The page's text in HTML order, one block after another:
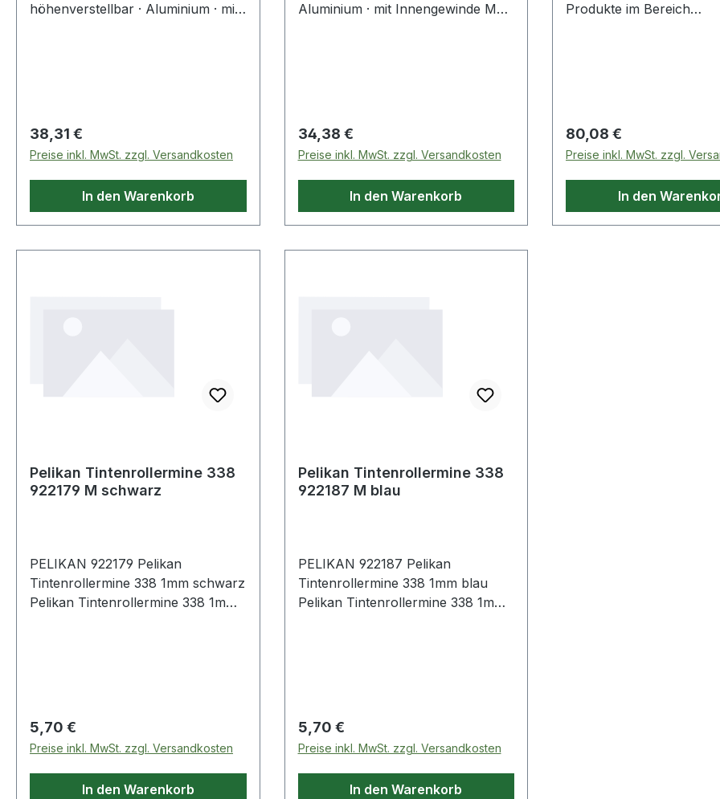
höhenverstellbar · Aluminium · mit
Regulärer Preis:
38,31 €
Preise inkl. MwSt. zzgl. Versandkosten
In den Warenkorb
Aluminium · mit Innengewinde M8
Regulärer Preis:
34,38 €
Preise inkl. MwSt. zzgl. Versandkosten
In den Warenkorb
Produkte im Bereich
Regulärer Preis:
80,08 €
Preise inkl. MwSt. zzgl.
In den
Pelikan Tintenrollermine 338
922179 M schwarz
PELIKAN 922179 Pelikan
Tintenrollermine 338 1mm schwarz
Pelikan Tintenrollermine 338 1mm
Regulärer Preis:
5,70 €
Preise inkl. MwSt. zzgl. Versandkosten
In den Warenkorb
Pelikan Tintenrollermine 338
922187 M blau
PELIKAN 922187 Pelikan
Tintenrollermine 338 1mm blau
Pelikan Tintenrollermine 338 1mm
Regulärer Preis:
5,70 €
Preise inkl. MwSt. zzgl. Versandkosten
In den Warenkorb